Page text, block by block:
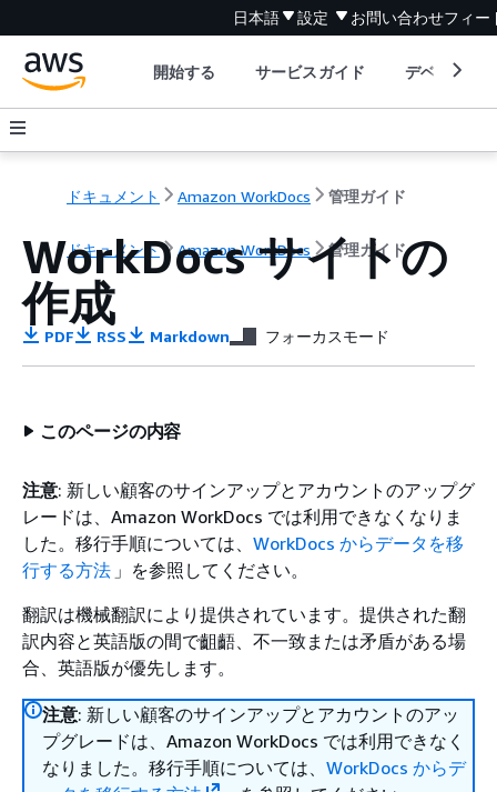
日本語 設定 お問い合わせフィー
開始する サービスガイド デベロッパ
ドキュメント Amazon WorkDocs 管理ガイド
ドキュメント Amazon WorkDocs 管理ガイド
WorkDocs サイトの
作成
PDF RSS Markdown フォーカスモード
このページの内容
注意: 新しい顧客のサインアップとアカウントのアップグ
レードは、Amazon WorkDocs では利用できなくなりま
した。移行手順については、 WorkDocs からデータを移
行する方法 」を参照してください。
翻訳は機械翻訳により提供されています。提供された翻
訳内容と英語版の間で齟齬、不一致または矛盾がある場
合、英語版が優先します。
注意: 新しい顧客のサインアップとアカウントのアッ
プグレードは、Amazon WorkDocs では利用できなく
なりました。移行手順については、 WorkDocs からデ